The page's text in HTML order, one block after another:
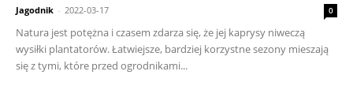
Jagodnik - 2022-03-17 0
Natura jest potężna i czasem zdarza się, że jej kaprysy niweczą
wysiłki plantatorów. Łatwiejsze, bardziej korzystne sezony mieszają
się z tymi, które przed ogrodnikami...